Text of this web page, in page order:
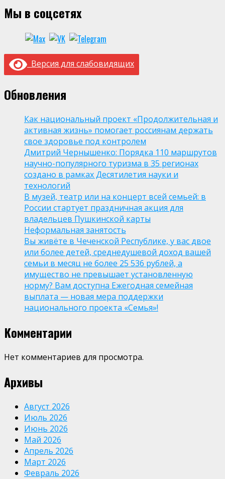
Мы в соцсетях
Версия для слабовидящих
Обновления
Как национальный проект «Продолжительная и
активная жизнь» помогает россиянам держать
свое здоровье под контролем
Дмитрий Чернышенко: Порядка 110 маршрутов
научно-популярного туризма в 35 регионах
создано в рамках Десятилетия науки и
технологий
В музей, театр или на концерт всей семьей: в
России стартует праздничная акция для
владельцев Пушкинской карты
Неформальная занятость
Вы живёте в Чеченской Республике, у вас двое
или более детей, среднедушевой доход вашей
семьи в месяц не более 25 536 рублей, а
имущество не превышает установленную
норму? Вам доступна Ежегодная семейная
выплата — новая мера поддержки
национального проекта «Семья»!
Комментарии
Нет комментариев для просмотра.
Архивы
Август 2026
Июль 2026
Июнь 2026
Май 2026
Апрель 2026
Март 2026
Февраль 2026